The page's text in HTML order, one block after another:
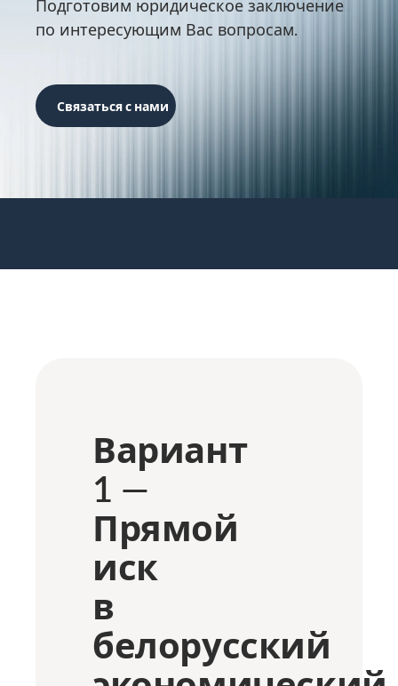
Подготовим юридическое заключение
по интересующим Вас вопросам.
Связаться с нами
Вариант
1 —
Прямой
иск
в
белорусский